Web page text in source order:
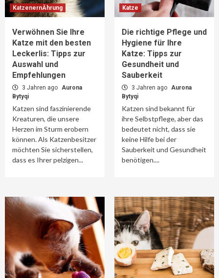
KatzenernÄhrung
Verwöhnen Sie Ihre
Katze mit den besten
Leckerlis: Tipps zur
Auswahl und
Empfehlungen
3 Jahren ago Aurona
Bytyqi
Katzen sind faszinierende
Kreaturen, die unsere
Herzen im Sturm erobern
können. Als Katzenbesitzer
möchten Sie sicherstellen,
dass es Ihrer pelzigen...
Katze
Die richtige Pflege und
Hygiene für Ihre
Katze: Tipps zur
Gesundheit und
Sauberkeit
3 Jahren ago Aurona
Bytyqi
Katzen sind bekannt für
ihre Selbstpflege, aber das
bedeutet nicht, dass sie
keine Hilfe bei der
Sauberkeit und Gesundheit
benötigen....